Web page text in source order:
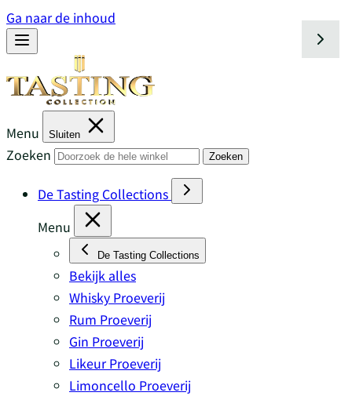
Ga naar de inhoud
Menu Sluiten
Zoeken Zoeken
De Tasting Collections
Menu
De Tasting Collections
Bekijk alles
Whisky Proeverij
Rum Proeverij
Gin Proeverij
Likeur Proeverij
Limoncello Proeverij